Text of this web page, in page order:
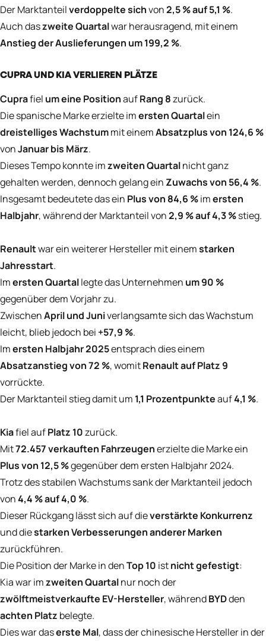
Der Marktanteilverdoppelte sichvon2,5 % auf 5,1 %.
Auch daszweite Quartalwar herausragend, mit einem
Anstieg der Auslieferungen um 199,2 %.
CUPRA UND KIA VERLIEREN PLÄTZE
Cuprafiel um eine PositionaufRang 8zurück.
Die spanische Marke erzielte imersten Quartalein
dreistelliges Wachstummit einemAbsatzplus von 124,6 %
vonJanuar bis März.
Dieses Tempo konnte imzweiten Quartalnicht ganz
gehalten werden, dennoch gelang ein Zuwachs von 56,4 %.
Insgesamt bedeutete das ein Plus von 84,6 %imersten
Halbjahr, während der Marktanteil von2,9 % auf 4,3 %stieg.
Renaultwar ein weiterer Hersteller mit einemstarken
Jahresstart.
Imersten Quartallegte das Unternehmen um 90 %
gegenüber dem Vorjahr zu.
ZwischenApril und Juniverlangsamte sich das Wachstum
leicht, blieb jedoch bei +57,9 %.
Imersten Halbjahr 2025entsprach dies einem
Absatzanstieg von 72 %, womitRenault auf Platz 9
vorrückte.
Der Marktanteil stieg damit um 1,1 Prozentpunkteauf4,1 %.
Kiafiel aufPlatz 10zurück.
Mit72.457 verkauften Fahrzeugenerzielte die Marke ein
Plus von 12,5 %gegenüber dem ersten Halbjahr 2024.
Trotz des stabilen Wachstums sank der Marktanteil jedoch
von4,4 % auf 4,0 %.
Dieser Rückgang lässt sich auf dieverstärkte Konkurrenz
und diestarken Verbesserungen anderer Marken
zurückführen.
Die Position der Marke in denTop 10 istnicht gefestigt:
Kia war imzweiten Quartalnur noch der
zwölftmeistverkaufte EV-Hersteller, währendBYDden
achten Platz belegte.
Dies war daserste Mal, dass der chinesische Hersteller in der